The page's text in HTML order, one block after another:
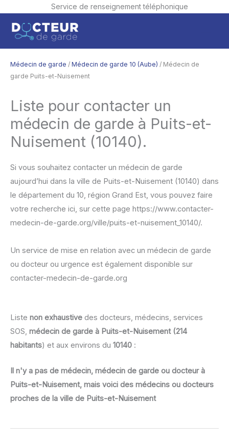
Service de renseignement téléphonique
contenu
Médecin de garde / Médecin de garde 10 (Aube) / Médecin de
garde Puits-et-Nuisement
Liste pour contacter un
médecin de garde à Puits-et-
Nuisement (10140).
Si vous souhaitez contacter un médecin de garde
aujourd’hui dans la ville de Puits-et-Nuisement (10140) dans
le département du 10, région Grand Est, vous pouvez faire
votre recherche ici, sur cette page https://www.contacter-
medecin-de-garde.org/ville/puits-et-nuisement_10140/.
Un service de mise en relation avec un médecin de garde
ou docteur ou urgence est également disponible sur
contacter-medecin-de-garde.org
Liste non exhaustive des docteurs, médecins, services
SOS, médecin de garde à Puits-et-Nuisement (214
habitants) et aux environs du 10140 :
Il n'y a pas de médecin, médecin de garde ou docteur à
Puits-et-Nuisement, mais voici des médecins ou docteurs
proches de la ville de Puits-et-Nuisement